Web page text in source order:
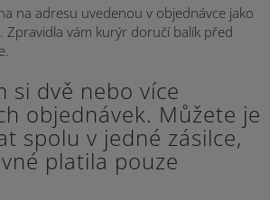
na adresu uvedenou v objednávce jako
. Zpravidla vám kurýr doručí balík před
si dvě nebo více
objednávek. Můžete je
spolu v jedné zásilce,
platila pouze